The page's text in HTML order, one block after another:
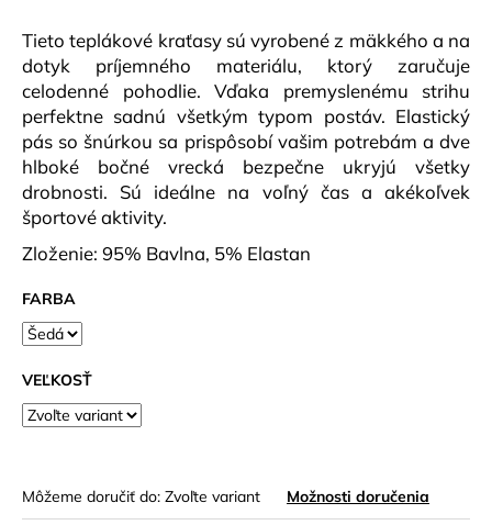
Tieto teplákové kraťasy sú vyrobené z mäkkého a na
dotyk príjemného materiálu, ktorý zaručuje
celodenné pohodlie. Vďaka premyslenému strihu
perfektne sadnú všetkým typom postáv. Elastický
pás so šnúrkou sa prispôsobí vašim potrebám a dve
hlboké bočné vrecká bezpečne ukryjú všetky
drobnosti. Sú ideálne na voľný čas a akékoľvek
športové aktivity.
Zloženie: 95% Bavlna, 5% Elastan
FARBA
VEĽKOSŤ
Môžeme doručiť do: Zvoľte variant Možnosti doručenia
a
m
e
PÁNSKE
TRIČKO
PCE
BLANC
DLR
€40,90